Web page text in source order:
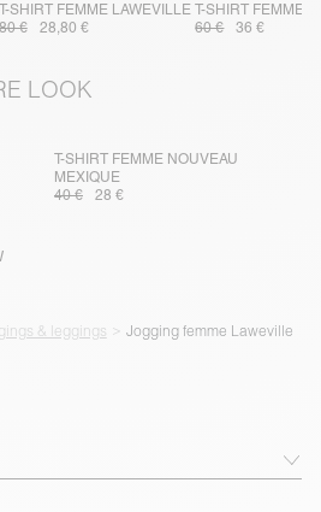
T-SHIRT FEMME LAWEVILLE
80 €
28,80 €
T-SHIRT FEMME
60 €
36 €
LOOK
T-SHIRT FEMME NOUVEAU
MEXIQUE
40 €
28 €
& leggings Jogging femme Laweville